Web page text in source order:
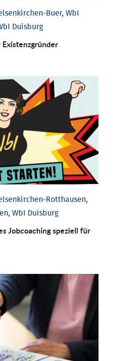
Buer, WbI
Duisburg
Rotthausen,
WbI Duisburg
Job­coaching speziell für